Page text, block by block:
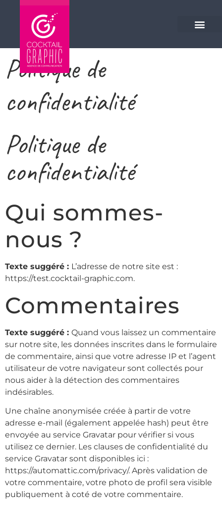
Veuillez
Web
comprend
système
d'accessibilité.
Politique de
confidentialité
Politique de
confidentialité
Qui sommes-
nous ?
Texte suggéré : L’adresse de notre site est :
https://test.cocktail-graphic.com.
Commentaires
Texte suggéré : Quand vous laissez un commentaire
sur notre site, les données inscrites dans le formulaire
de commentaire, ainsi que votre adresse IP et l’agent
utilisateur de votre navigateur sont collectés pour
nous aider à la détection des commentaires
indésirables.
Une chaîne anonymisée créée à partir de votre
adresse e-mail (également appelée hash) peut être
envoyée au service Gravatar pour vérifier si vous
utilisez ce dernier. Les clauses de confidentialité du
service Gravatar sont disponibles ici :
https://automattic.com/privacy/. Après validation de
votre commentaire, votre photo de profil sera visible
publiquement à coté de votre commentaire.